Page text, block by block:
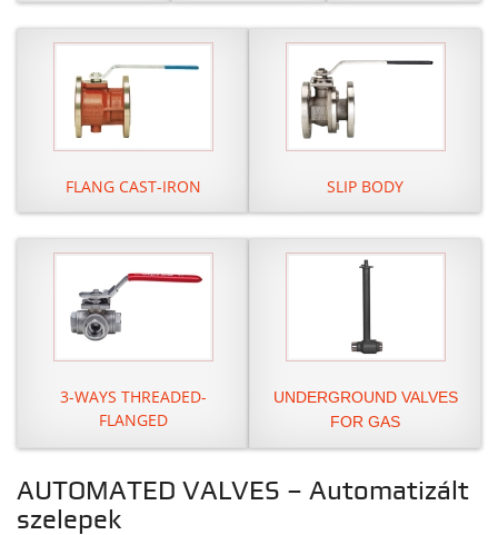
FLANG CAST-IRON SLIP BODY
3-WAYS THREADED-
FLANGED
UNDERGROUND VALVES
FOR GAS
AUTOMATED VALVES – Automatizált
szelepek